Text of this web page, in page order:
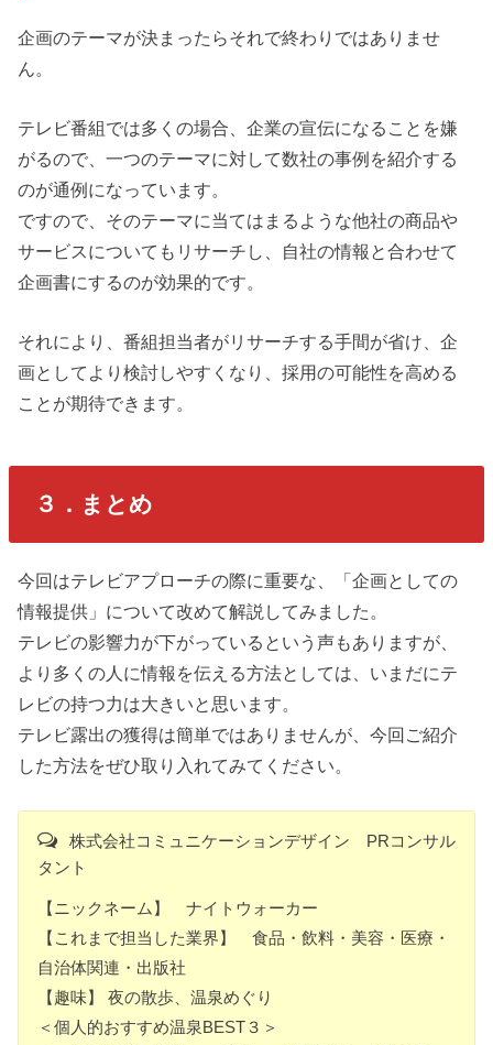
企画のテーマが決まったらそれで終わりではありませ
ん。
テレビ番組では多くの場合、企業の宣伝になることを嫌
がるので、一つのテーマに対して数社の事例を紹介する
のが通例になっています。
ですので、そのテーマに当てはまるような他社の商品や
サービスについてもリサーチし、自社の情報と合わせて
企画書にするのが効果的です。
それにより、番組担当者がリサーチする手間が省け、企
画としてより検討しやすくなり、採用の可能性を高める
ことが期待できます。
３．まとめ
今回はテレビアプローチの際に重要な、「企画としての
情報提供」について改めて解説してみました。
テレビの影響力が下がっているという声もありますが、
より多くの人に情報を伝える方法としては、いまだにテ
レビの持つ力は大きいと思います。
テレビ露出の獲得は簡単ではありませんが、今回ご紹介
した方法をぜひ取り入れてみてください。
株式会社コミュニケーションデザイン PRコンサル
タント
【ニックネーム】 ナイトウォーカー
【これまで担当した業界】 食品・飲料・美容・医療・
自治体関連・出版社
【趣味】 夜の散歩、温泉めぐり
＜個人的おすすめ温泉BEST３＞